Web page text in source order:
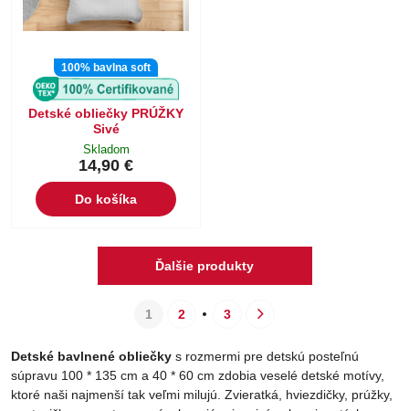
100% bavlna soft
Detské obliečky PRÚŽKY
Sivé
Skladom
14,90 €
Do košíka
Ďalšie produkty
1 2 3
Detské bavlnené obliečky s rozmermi pre detskú posteľnú
súpravu 100 * 135 cm a 40 * 60 cm zdobia veselé detské motívy,
ktoré naši najmenší tak veľmi milujú. Zvieratká, hviezdičky, prúžky,